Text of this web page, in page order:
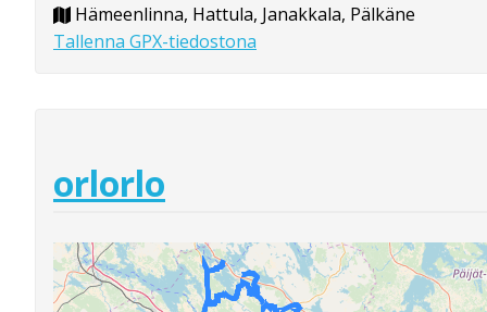
Hämeenlinna, Hattula, Janakkala, Pälkäne
Tallenna GPX-tiedostona
orlorlo